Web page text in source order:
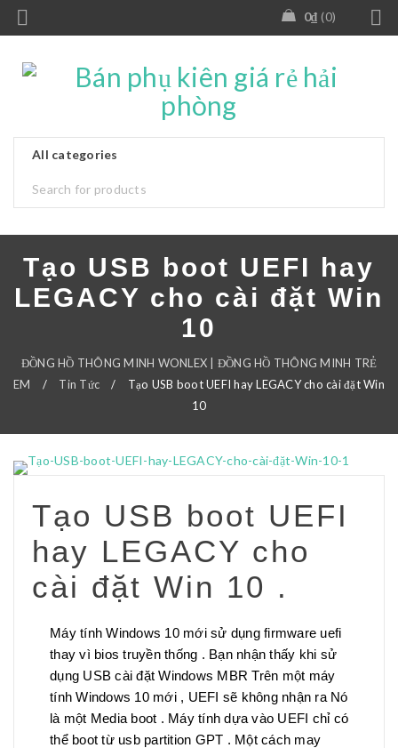
0₫ 0
Tạo USB boot UEFI hay
LEGACY cho cài đặt Win
10
ĐỒNG HỒ THÔNG MINH WONLEX | ĐỒNG HỒ THÔNG MINH TRẺ
EM
/ Tin Tức /
Tạo USB boot UEFI hay LEGACY cho cài đặt Win
10
Tạo USB boot UEFI
hay LEGACY cho
cài đặt Win 10 .
Máy tính Windows 10 mới sử dụng firmware uefi
thay vì bios truyền thống . Bạn nhận thấy khi sử
dụng USB cài đặt Windows MBR Trên một máy
tính Windows 10 mới , UEFI sẽ không nhận ra Nó
là một Media boot . Máy tính dựa vào UEFI chỉ có
thể boot từ usb partition GPT . Một cách may